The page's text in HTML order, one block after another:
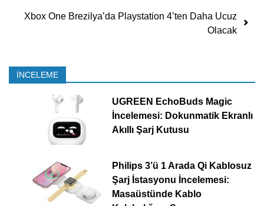
Xbox One Brezilya’da Playstation 4’ten Daha Ucuz
Olacak
İNCELEME
UGREEN EchoBuds Magic
İncelemesi: Dokunmatik Ekranlı
Akıllı Şarj Kutusu
Philips 3’ü 1 Arada Qi Kablosuz
Şarj İstasyonu İncelemesi:
Masaüstünde Kablo